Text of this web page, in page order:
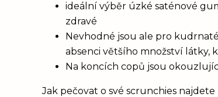
ideální výběr úzké saténové
zdravé
Nevhodné jsou ale pro
absenci většího množství látky,
Na koncích copů jsou
Jak pečovat o své scrunchies najdete